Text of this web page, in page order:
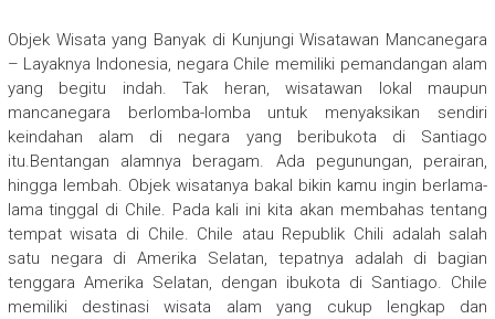
Objek Wisata yang Banyak di Kunjungi Wisatawan Mancanegara
– Layaknya Indonesia, negara Chile memiliki pemandangan alam
yang begitu indah. Tak heran, wisatawan lokal maupun
mancanegara berlomba-lomba untuk menyaksikan sendiri
keindahan alam di negara yang beribukota di Santiago
itu.Bentangan alamnya beragam. Ada pegunungan, perairan,
hingga lembah. Objek wisatanya bakal bikin kamu ingin berlama-
lama tinggal di Chile. Pada kali ini kita akan membahas tentang
tempat wisata di Chile. Chile atau Republik Chili adalah salah
satu negara di Amerika Selatan, tepatnya adalah di bagian
tenggara Amerika Selatan, dengan ibukota di Santiago. Chile
memiliki destinasi wisata alam yang cukup lengkap dan